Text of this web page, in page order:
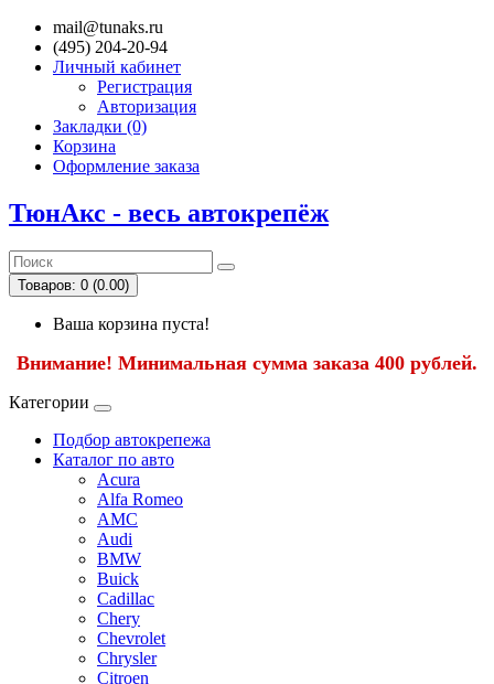
mail@tunaks.ru
(495) 204-20-94
Личный кабинет
Регистрация
Авторизация
Закладки (0)
Корзина
Оформление заказа
ТюнАкс - весь автокрепёж
Товаров: 0 (0.00)
Ваша корзина пуста!
Внимание! Минимальная сумма заказа 400 рублей.
Категории
Подбор автокрепежа
Каталог по авто
Acura
Alfa Romeo
AMC
Audi
BMW
Buick
Cadillac
Chery
Chevrolet
Chrysler
Citroen